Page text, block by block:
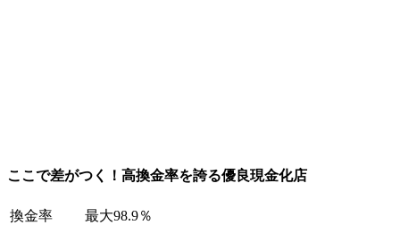
ここで差がつく！高換金率を誇る優良現金化店
換金率
最大98.9％